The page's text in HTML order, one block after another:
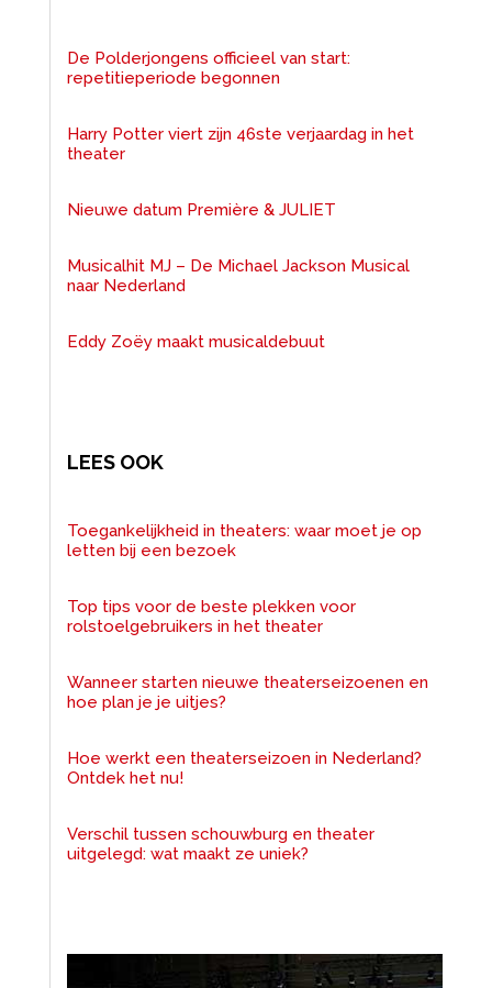
De Polderjongens officieel van start:
repetitieperiode begonnen
Harry Potter viert zijn 46ste verjaardag in het
theater
Nieuwe datum Première & JULIET
Musicalhit MJ – De Michael Jackson Musical
naar Nederland
Eddy Zoëy maakt musicaldebuut
LEES OOK
Toegankelijkheid in theaters: waar moet je op
letten bij een bezoek
Top tips voor de beste plekken voor
rolstoelgebruikers in het theater
Wanneer starten nieuwe theaterseizoenen en
hoe plan je je uitjes?
Hoe werkt een theaterseizoen in Nederland?
Ontdek het nu!
Verschil tussen schouwburg en theater
uitgelegd: wat maakt ze uniek?